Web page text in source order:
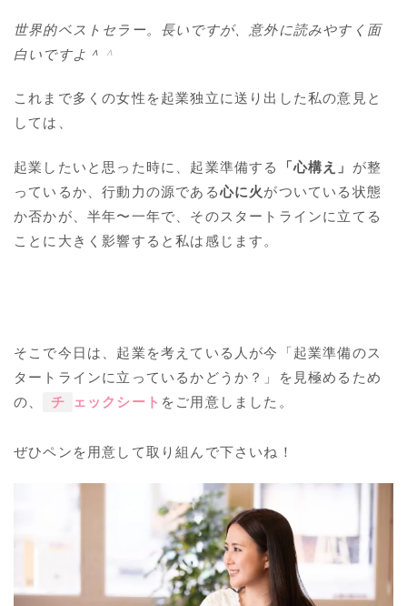
世界的ベストセラー。長いですが、意外に読みやすく面
白いですよ＾ ＾
これまで多くの女性を起業独立に送り出した私の意見と
しては、
起業したいと思った時に、起業準備する 「心構え」 が整
っているか、行動力の源である心に火がついている状態
か否かが、半年〜一年で、そのスタートラインに立てる
ことに大きく影響すると私は感じます。
そこで今日は、起業を考えている人が今「起業準備のス
タートラインに立っているかどうか？」を見極めるため
の、
チ ェックシート をご用意しました。
ぜひペンを用意して取り組んで下さいね！